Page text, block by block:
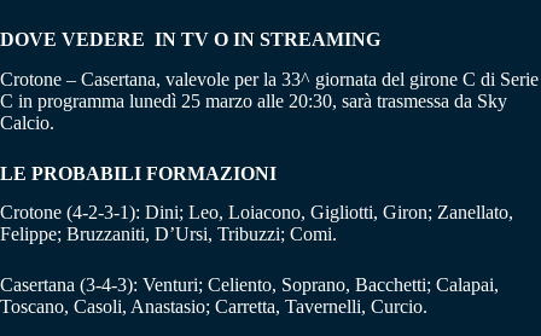
DOVE VEDERE IN TV O IN STREAMING
Crotone – Casertana, valevole per la 33^ giornata del girone C di Serie
C in programma lunedì 25 marzo alle 20:30, sarà trasmessa da Sky
Calcio.
LE PROBABILI FORMAZIONI
Crotone (4-2-3-1): Dini; Leo, Loiacono, Gigliotti, Giron; Zanellato,
Felippe; Bruzzaniti, D’Ursi, Tribuzzi; Comi.
Casertana (3-4-3): Venturi; Celiento, Soprano, Bacchetti; Calapai,
Toscano, Casoli, Anastasio; Carretta, Tavernelli, Curcio.